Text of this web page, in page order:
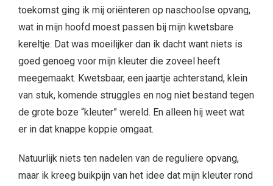
toekomst ging ik mij oriënteren op naschoolse opvang,
wat in mijn hoofd moest passen bij mijn kwetsbare
kereltje. Dat was moeilijker dan ik dacht want niets is
goed genoeg voor mijn kleuter die zoveel heeft
meegemaakt. Kwetsbaar, een jaartje achterstand, klein
van stuk, komende struggles en nog niet bestand tegen
de grote boze “kleuter” wereld. En alleen hij weet wat
er in dat knappe koppie omgaat.
Natuurlijk niets ten nadelen van de reguliere opvang,
maar ik kreeg buikpijn van het idee dat mijn kleuter rond